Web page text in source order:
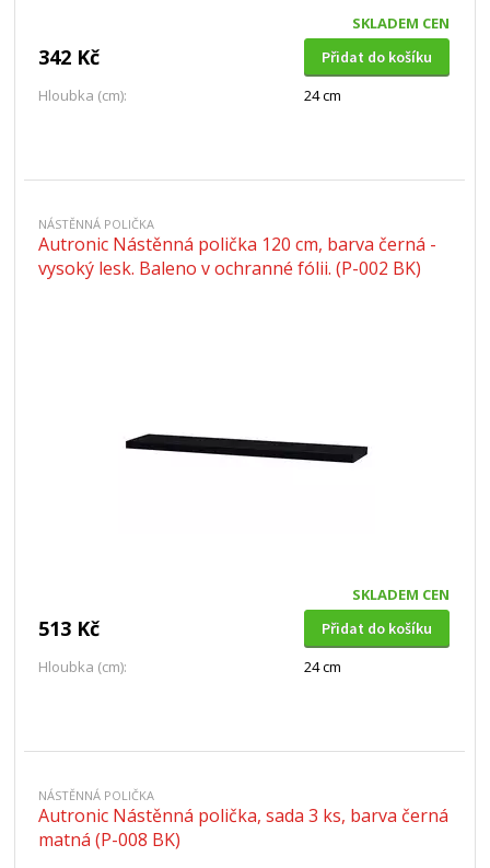
SKLADEM CEN
342 Kč
Přidat do košíku
Hloubka (cm):
24 cm
NÁSTĚNNÁ POLIČKA
Autronic Nástěnná polička 120 cm, barva černá -
vysoký lesk. Baleno v ochranné fólii. (P-002 BK)
SKLADEM CEN
513 Kč
Přidat do košíku
Hloubka (cm):
24 cm
NÁSTĚNNÁ POLIČKA
Autronic Nástěnná polička, sada 3 ks, barva černá
matná (P-008 BK)